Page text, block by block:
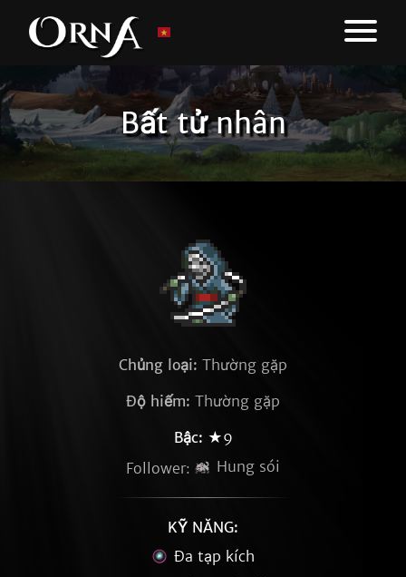
Bất tử nhân
Chủng loại: Thường gặp
Độ hiếm: Thường gặp
Bậc: ★9
Follower:
Hung sói
KỸ NĂNG:
Đa tạp kích